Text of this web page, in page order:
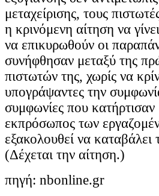
μεταχείρισης, τους
η κρινόμενη αίτηση να
να επικυρωθούν οι
συνήφθησαν μεταξύ της
πιστωτών της, χωρίς να
υπογράψαντες την
συμφωνίες που
εκπρόσωπος των
εξακολουθεί να καταβάλει
(Δέχεται την αίτηση.)
πηγή: nbonline.gr